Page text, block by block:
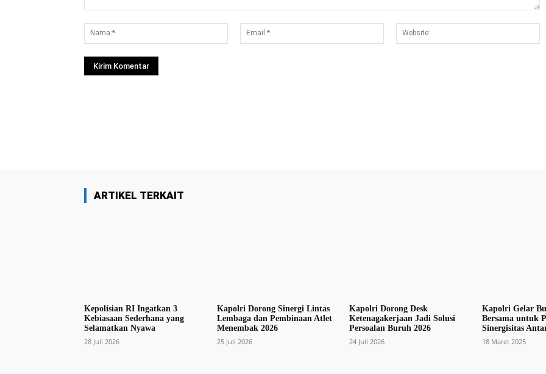
Nama:*
Email:*
ARTIKEL TERKAIT
Kepolisian RI Ingatkan 3
Kebiasaan Sederhana yang
Selamatkan Nyawa
28 Juli 2026
Kapolri Dorong Sinergi Lintas
Lembaga dan Pembinaan Atlet
Menembak 2026
25 Juli 2026
Kapolri Dorong Desk
Ketenagakerjaan Jadi Solusi
Persoalan Buruh 2026
24 Juli 2026
Kapolri Gelar
Bersama untuk
Sinergisitas
18 Maret 2025